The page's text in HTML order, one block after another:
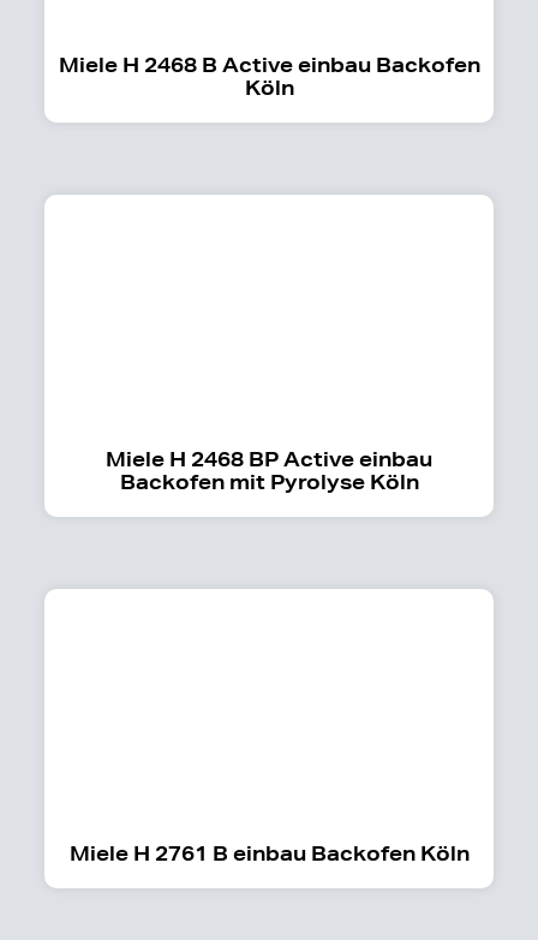
Miele H 2468 B Active einbau Backofen
Köln
Miele H 2468 BP Active einbau
Backofen mit Pyrolyse Köln
Miele H 2761 B einbau Backofen Köln